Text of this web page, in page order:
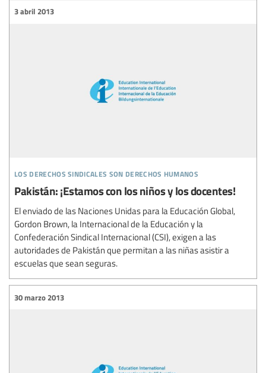
los derechos sindicales son derechos humanos
3 abril 2013
Pakistán: ¡Estamos con los niños y los docentes!
El enviado de las Naciones Unidas para la Educación Global,
Gordon Brown, la Internacional de la Educación y la
Confederación Sindical Internacional (CSI), exigen a las
autoridades de Pakistán que permitan a las niñas asistir a
escuelas que sean seguras.
30 marzo 2013